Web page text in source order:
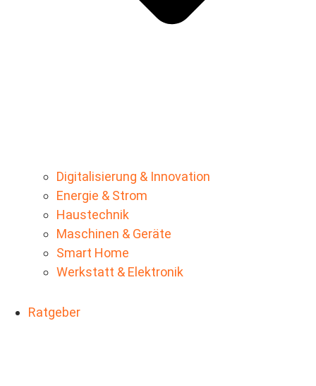
Digitalisierung & Innovation
Energie & Strom
Haustechnik
Maschinen & Geräte
Smart Home
Werkstatt & Elektronik
Ratgeber